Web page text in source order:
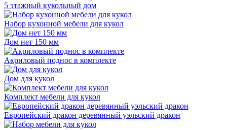
5 этажный кукольный дом
Набор кухонной мебели для кукол
Дом нет 150 мм
Акриловый поднос в комплекте
Дом для кукол
Комплект мебели для кукол
Европейский дракон деревянный уэльский дракон